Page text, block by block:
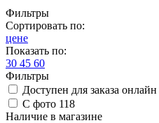
Фильтры
Сортировать по:
цене
Показать по:
30 45 60
Фильтры
Доступен для заказа онлайн
С фото 118
Наличие в магазине